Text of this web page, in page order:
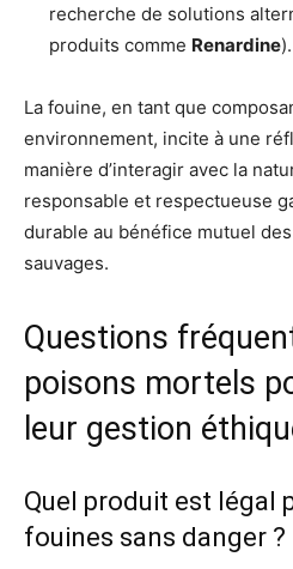
recherche de solutions
produits comme Renardine).
La fouine, en tant que
environnement, incite à une
manière d’interagir avec la
responsable et respectueuse
durable au bénéfice mutuel
sauvages.
Questions
poisons mortels
leur gestion
Quel produit est légal
fouines sans danger ?